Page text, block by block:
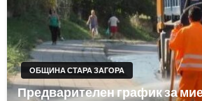
ОБЩИНА СТАРА ЗАГОРА
Предварителен график за